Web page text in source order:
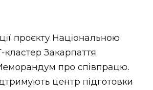
проєкту Національною
кластер Закарпаття
про співпрацю.
центр підготовки